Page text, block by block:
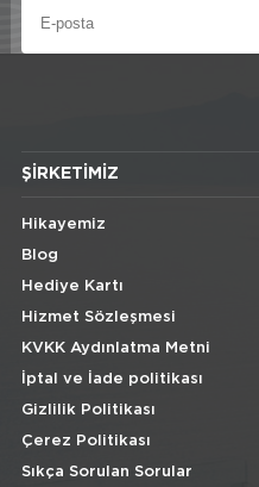
ŞIRKETIMIZ
Hikayemiz
Blog
Hediye Kartı
Hizmet Sözleşmesi
KVKK Aydınlatma Metni
İptal ve İade politikası
Gizlilik Politikası
Çerez Politikası
Sıkça Sorulan Sorular